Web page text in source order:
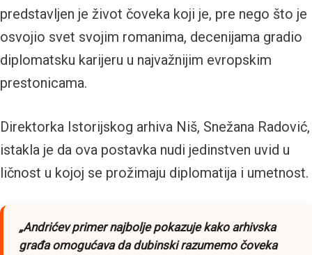
predstavljen je život čoveka koji je, pre nego što je
osvojio svet svojim romanima, decenijama gradio
diplomatsku karijeru u najvažnijim evropskim
prestonicama.
Direktorka Istorijskog arhiva Niš, Snežana Radović,
istakla je da ova postavka nudi jedinstven uvid u
ličnost u kojoj se prožimaju diplomatija i umetnost.
„Andrićev primer najbolje pokazuje kako arhivska
građa omogućava da dubinski razumemo čoveka